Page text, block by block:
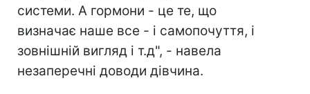
системи. А гормони - це те, що
визначає наше все - і самопочуття, і
зовнішній вигляд і т.д", - навела
незаперечні доводи дівчина.